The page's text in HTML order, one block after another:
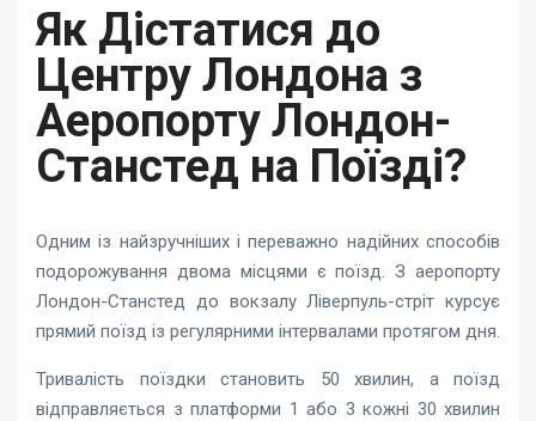
Як Дістатися до
Центру Лондона з
Аеропорту Лондон-
Станстед на Поїзді?
Одним із найзручніших і переважно надійних способів
подорожування двома місцями є поїзд. З аеропорту
Лондон-Станстед до вокзалу Ліверпуль-стріт курсує
прямий поїзд із регулярними інтервалами протягом дня.
Тривалість поїздки становить 50 хвилин, а поїзд
відправляється з платформи 1 або 3 кожні 30 хвилин